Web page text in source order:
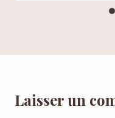
Laisser un